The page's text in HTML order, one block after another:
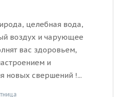
целебная вода,
воздух и чарующее
вас здоровьем,
и
новых свершений !...